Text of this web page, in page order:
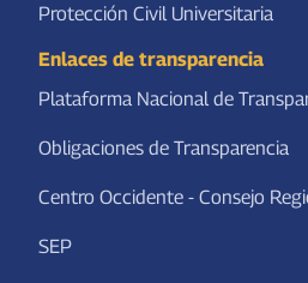
Protección Civil Universitaria
Enlaces de transparencia
Plataforma Nacional de
Obligaciones de Transparencia
Centro Occidente - Consejo
SEP